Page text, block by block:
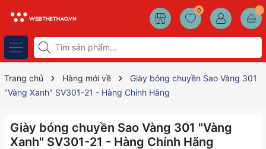
0
Trang chủ Hàng mới về
Giày bóng chuyền Sao Vàng 301
"Vàng Xanh" SV301-21 - Hàng Chính Hãng
Giày bóng chuyền Sao Vàng 301 "Vàng
Xanh" SV301-21 - Hàng Chính Hãng